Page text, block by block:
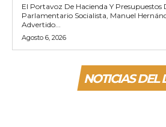
El Portavoz De Hacienda Y Presupuestos
Parlamentario Socialista, Manuel
Advertido...
Agosto 6, 2026
NOTICIAS DEL